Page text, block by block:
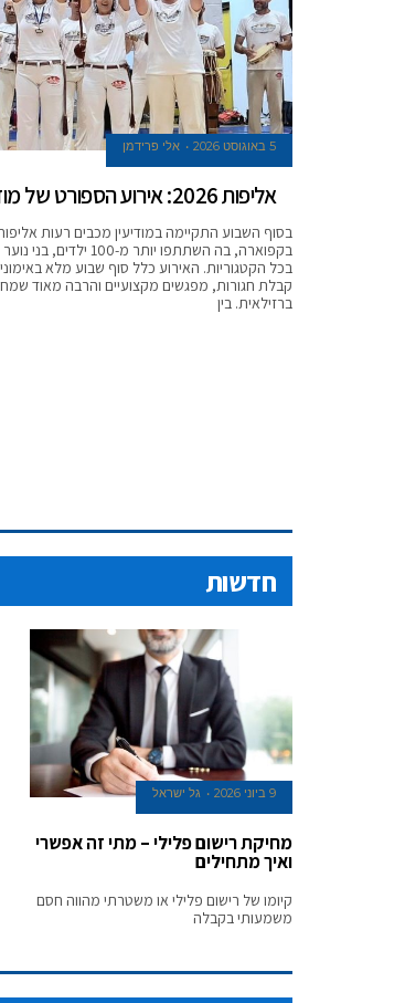
5 באוגוסט 2026 אלי פרידמן
אליפות 2026: אירוע הספורט של מודיעין
בקפוארה, בה השתתפו יותר מ-
בכל הקטגוריות. האירוע כלל סוף שבוע מלא
קבלת חגורות, מפגשים מקצועיים והרבה מאוד
ברזילאית. בין
חדשות
9 ביוני 2026 גל ישראל
מחיקת רישום פלילי – מתי זה אפשרי
ואיך מתחילים
קיומו של רישום פלילי או משטרתי מהווה חסם
משמעותי בקבלה